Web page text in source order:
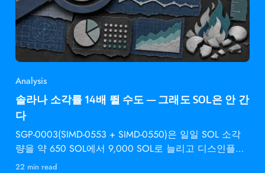
Analysis
솔라나 소각률 14배 뛸 수도 — 그래도 SOL은 안 간
다
SGP-0003(SIMD-0553 + SIMD-0550)은 일일 SOL 소각
량을 약 650 SOL에서 9,000 SOL로 늘리고 디스인플레
이션 속도를 2배로 높입니다 —
22 min read